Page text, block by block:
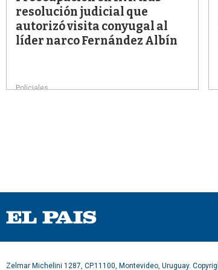
resolución judicial que
autorizó visita conyugal al
líder narco Fernández Albín
Policiales
Zelmar Michelini 1287, CP.11100, Montevideo, Uruguay.